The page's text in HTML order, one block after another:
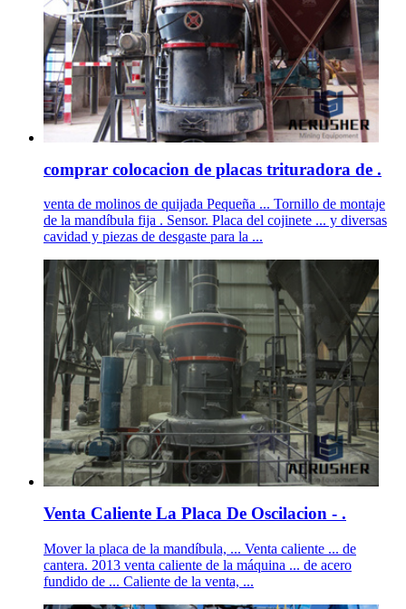
comprar colocacion de placas trituradora de .
venta de molinos de quijada Pequeña ... Tornillo de montaje
de la mandíbula fija . Sensor. Placa del cojinete ... y diversas
cavidad y piezas de desgaste para la ...
Venta Caliente La Placa De Oscilacion - .
Mover la placa de la mandíbula, ... Venta caliente ... de
cantera. 2013 venta caliente de la máquina ... de acero
fundido de ... Caliente de la venta, ...